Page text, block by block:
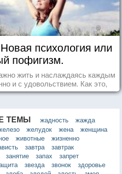
психология или
пофигизм.
жить и наслаждаясь каждым
и с удовольствием. Как это,
на реальных примерах.
ТЕМЫ жадность
жажда
желудок жена
женщина
животные
жизненно
завтра
завтрак
занятие запах
запрет
звезда звонок
здоровье